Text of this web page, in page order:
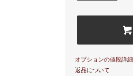
オプションの値段詳細
返品について